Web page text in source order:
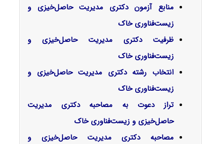
منابع آزمون دکتری مدیریت حاصل‌خیزی و
زیست‌فناوری خاک
ظرفیت دکتری مدیریت حاصل‌خیزی و
زیست‌فناوری خاک
انتخاب رشته دکتری مدیریت حاصل‌خیزی و
زیست‌فناوری خاک
تراز دعوت به مصاحبه دکتری مدیریت
حاصل‌خیزی و زیست‌فناوری خاک
مصاحبه دکتری مدیریت حاصل‌خیزی و